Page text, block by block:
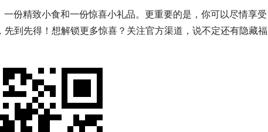
份精致小食和一份惊喜小礼品。更重要的是，你可以尽情享受
到先得！想解锁更多惊喜？关注官方渠道，说不定还有隐藏福